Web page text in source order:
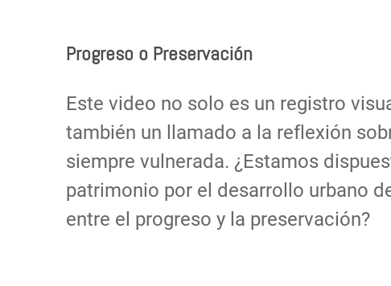
Progreso o Preservación
Este video no solo es un registro
también un llamado a la reflexión
siempre vulnerada. ¿Estamos
patrimonio por el desarrollo urbano
entre el progreso y la preservación?